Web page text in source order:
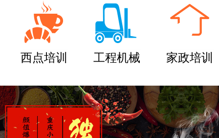
西点培训 工程机械 家政培训
养老护理员培训——提
十二月：保持热爱，成